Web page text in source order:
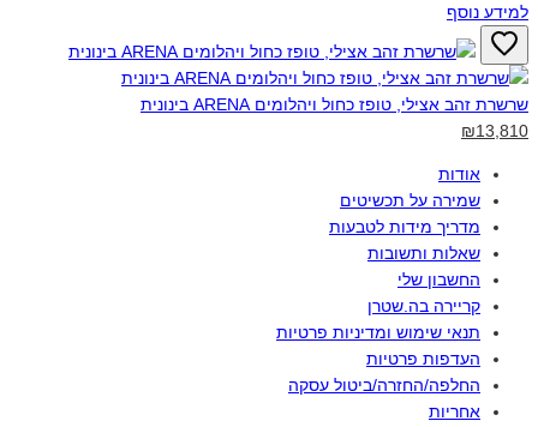
למידע נוסף
שרשרת זהב אצילי, טופז כחול ויהלומים ARENA בינונית‎
₪13,810
אודות
שמירה על תכשיטים
מדריך מידות לטבעות
שאלות ותשובות
החשבון שלי
קריירה בה.שטרן
תנאי שימוש ומדיניות פרטיות
העדפות פרטיות
החלפה/החזרה/ביטול עסקה
אחריות